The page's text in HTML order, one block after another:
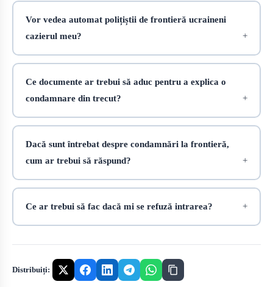
Vor vedea automat polițiștii de frontieră ucraineni
cazierul meu?
Ce documente ar trebui să aduc pentru a explica o
condamnare din trecut?
Dacă sunt întrebat despre condamnări la frontieră,
cum ar trebui să răspund?
Ce ar trebui să fac dacă mi se refuză intrarea?
Distribuiți: